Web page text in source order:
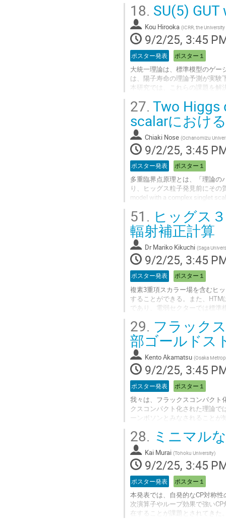
Go
to
contribution
page
18. SU(5)
Kou Hirooka (ICRR, the
9/2/25, 3:45
ポスター発表 ポスター１
大統一理論は、標準模型のゲー
は、陽子寿命の理論予測が実験
本研究では、これらの課題を解
で統一され、陽子崩壊も実験的
Go
to
contribution
page
27. Two Higgs
scalarにおけ
Chiaki Nose (Ochanomizu
9/2/25, 3:45
ポスター発表 ポスター１
多重臨界点原理とは、「理論の
り、ヒッグス粒子発見前にそ
model with a complex singlet
する。
Go
to
contribution
page
51. ヒッグス
輻射補正計算
Dr Mariko Kikuchi (Saga
9/2/25, 3:45
ポスター発表 ポスター１
複素3重項スカラー場を含むヒ
することができる。また、
であり、電弱セクターでは標準
果や特徴的な崩壊過程の振る舞
Go
to
contribution
page
29. フラック
部ゴールドス
Kento Akamatsu (Osaka
9/2/25, 3:45
ポスター発表 ポスター１
我々は、フラックスコンパクト
クスコンパクト化された理論
ーンボソンとみなされること
域を示す。
Go
to
contribution
page
28. ミニマル
Kai Murai (Tohoku University)
9/2/25, 3:45
ポスター発表 ポスター１
本発表では、自発的なCP対称
次演算子やループ効果で強い
在することが課題とされてき